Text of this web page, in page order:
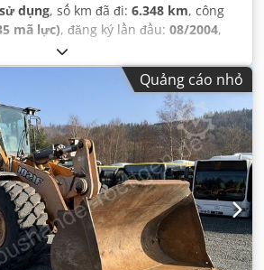
dụng, số km đã đi: 6.348 km, công
mã lực), đăng ký lần đầu: 08/2004,
, Năm sản xuất:
Quảng cáo nhỏ